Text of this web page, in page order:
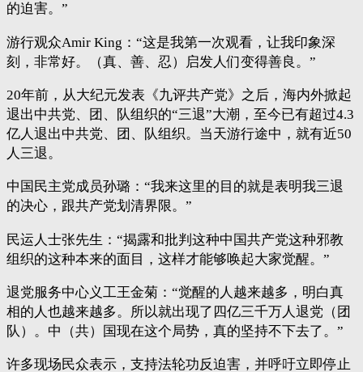
的迫害。”
游行观众Amir King：“这是我第一次观看，让我印象深
刻，非常好。（真、善、忍）启发人们变得善良。”
20年前，从大纪元发表《九评共产党》之后，海内外掀起
退出中共党、团、队组织的“三退”大潮，至今已有超过4.3
亿人退出中共党、团、队组织。当天游行途中，就有近50
人三退。
中国民主党成员孙璐：“我来这里的目的就是表明我三退
的决心，跟共产党划清界限。”
民运人士张先生：“揭露和批判这种中国共产党这种邪教
组织的这种本来的面目，这样才能够唤起大家觉醒。”
退党服务中心义工王金菊：“觉醒的人越来越多，明白真
相的人也越来越多。所以就出现了四亿三千万人退党（团
队）。中（共）国现在这个局势，真的坚持不下去了。”
许多现场民众表示，支持法轮功反迫害，并呼吁立即停止